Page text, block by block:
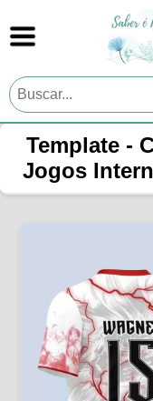
Template -
Jogos